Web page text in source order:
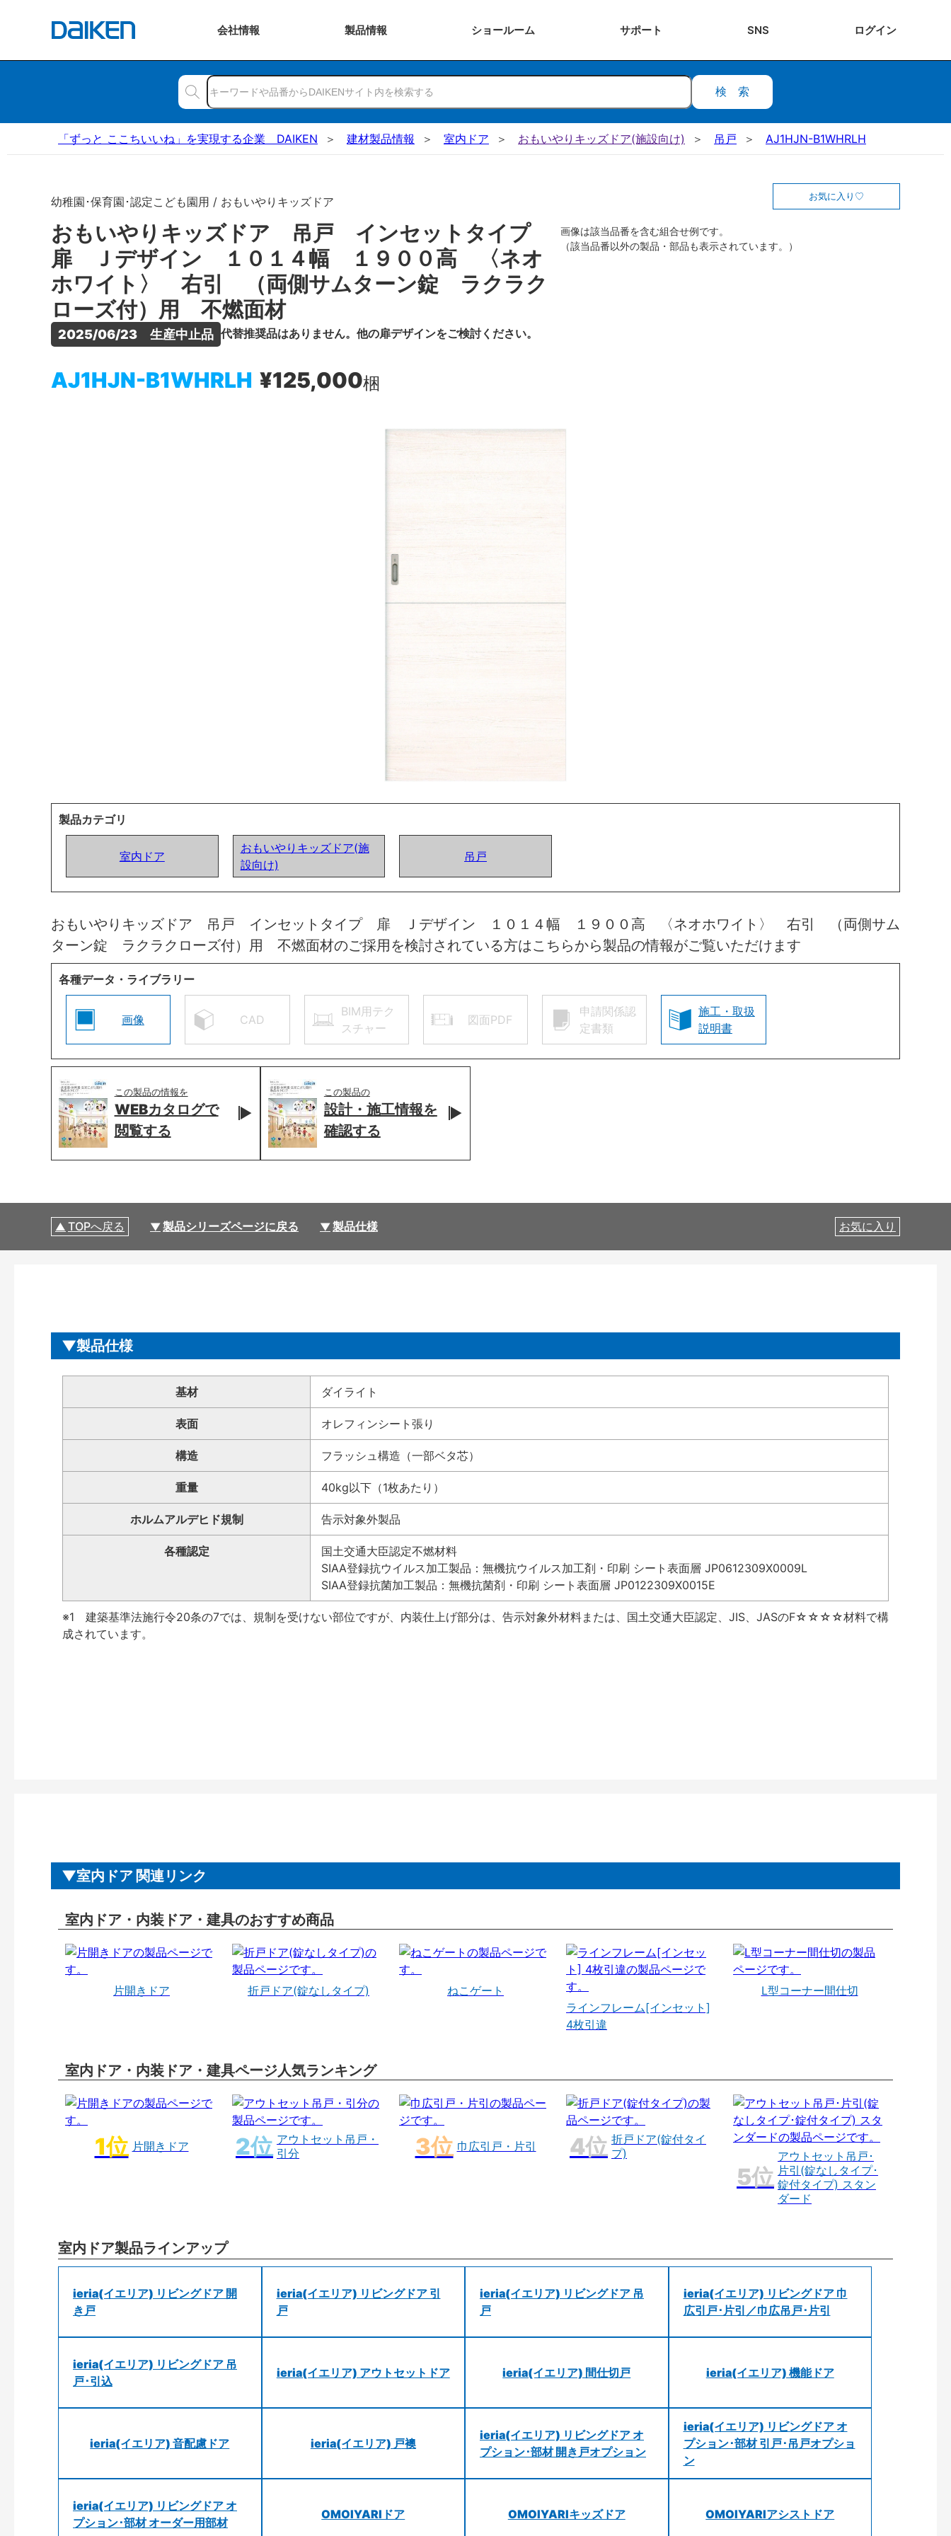
会社情報 製品情報 ショールーム サポート SNS ログイン
検索
「ずっと ここちいいね」を実現する企業 DAIKEN 建材製品情報 室内ドア おもいやりキッズドア(施設向け) 吊戸 AJ1HJN-B1WHRLH
幼稚園･保育園･認定こども園用 / おもいやりキッズドア
おもいやりキッズドア 吊戸 インセットタイプ
扉 Ｊデザイン １０１４幅 １９００高 〈ネオ
ホワイト〉 右引 （両側サムターン錠 ラクラク
ローズ付）用 不燃面材
2025/06/23　生産中止品 代替推奨品はありません。他の扉デザインをご検討ください。
AJ1HJN-B1WHRLH ¥125,000梱
お気に入り
画像は該当品番を含む組合せ例です。
（該当品番以外の製品・部品も表示されています。）
製品カテゴリ
室内ドア
おもいやりキッズドア(施
設向け)
吊戸
おもいやりキッズドア 吊戸 インセットタイプ 扉 Ｊデザイン １０１４幅 １９００高 〈ネオホワイト〉 右引 （両側サム
ターン錠 ラクラクローズ付）用 不燃面材のご採用を検討されている方はこちらから製品の情報がご覧いただけます
各種データ・ライブラリー
画像 CAD
BIM用テク
スチャー
図面PDF
申請関係認
定書類
施工・取扱
説明書
この製品の情報を
WEBカタログで
閲覧する
この製品の
設計・施工情報を
確認する
TOPへ戻る 製品シリーズページに戻る 製品仕様 お気に入り
製品仕様
基材 ダイライト
表面 オレフィンシート張り
構造 フラッシュ構造（一部ベタ芯）
重量 40kg以下（1枚あたり）
ホルムアルデヒド規制 告示対象外製品
各種認定
国土交通大臣認定不燃材料
SIAA登録抗ウイルス加工製品：無機抗ウイルス加工剤・印刷 シート表面層 JP0612309X0009L
SIAA登録抗菌加工製品：無機抗菌剤・印刷 シート表面層 JP0122309X0015E
※1 建築基準法施行令20条の7では、規制を受けない部位ですが、内装仕上げ部分は、告示対象外材料または、国土交通大臣認定、JIS、JASのF☆☆☆☆材料で構
成されています。
室内ドア 関連リンク
室内ドア・内装ドア・建具のおすすめ商品
片開きドア 折戸ドア(錠なしタイプ)
ねこゲート
ラインフレーム[インセット]
4枚引違
L型コーナー間仕切
室内ドア・内装ドア・建具ページ人気ランキング
片開きドア
アウトセット吊戸・
引分
巾広引戸・片引
折戸ドア(錠付タイ
プ)
アウトセット吊戸･
片引(錠なしタイプ･
錠付タイプ) スタン
ダード
室内ドア製品ラインアップ
ieria(イエリア) リビングドア 開
き戸
ieria(イエリア) リビングドア 引
戸
ieria(イエリア) リビングドア 吊
戸
ieria(イエリア) リビングドア 巾
広引戸･片引／巾広吊戸･片引
ieria(イエリア) リビングドア 吊
戸･引込
ieria(イエリア) アウトセットドア ieria(イエリア) 間仕切戸 ieria(イエリア) 機能ドア
ieria(イエリア) 音配慮ドア ieria(イエリア) 戸襖
ieria(イエリア) リビングドア オ
プション･部材 開き戸オプション
ieria(イエリア) リビングドア オ
プション･部材 引戸･吊戸オプショ
ン
ieria(イエリア) リビングドア オ
プション･部材 オーダー用部材
OMOIYARIドア OMOIYARIキッズドア OMOIYARIアシストドア